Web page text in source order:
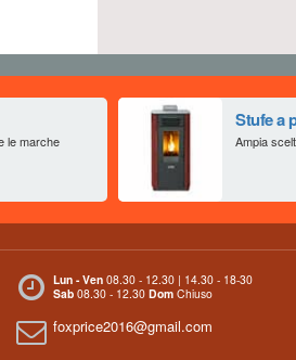
le marche
Stufe a
Ampia
Lun - Ven 08.30 - 12.30 | 14.30 - 18-30
Sab 08.30 - 12.30 Dom Chiuso
foxprice2016@gmail.com